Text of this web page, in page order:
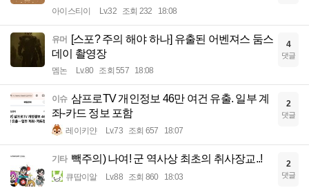
아이스티이 Lv.32 조회 232 18:08
유머 [스포? 주의 해야 하나] 유출된 어벤져스 둠스
데이 촬영장
멤논 Lv.80 조회 557 18:08
4
댓글
이슈 삼프로TV 개인정보 46만 여건 유출. 일부 계
좌-카드 정보 포함
레이키얀 Lv.73 조회 657 18:07
2
댓글
기타 빽주의) 나여! 군 역사상 최초의 취사장교..!
큐땁이알 Lv.88 조회 860 18:03
2
댓글